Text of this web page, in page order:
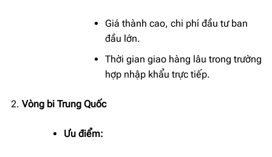
Giá thành cao, chi phí đầu tư ban
đầu lớn.
Thời gian giao hàng lâu trong trường
hợp nhập khẩu trực tiếp.
Vòng bi Trung Quốc
Ưu điểm: